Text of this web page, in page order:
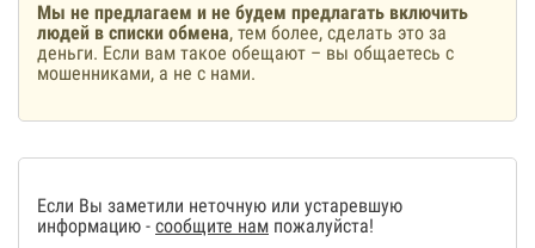
Мы не предлагаем и не будем предлагать включить
людей в списки обмена, тем более, сделать это за
деньги. Если вам такое обещают – вы общаетесь с
мошенниками, а не с нами.
Если Вы заметили неточную или устаревшую
информацию - сообщите нам пожалуйста!